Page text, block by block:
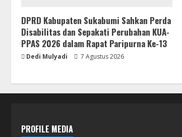
DPRD Kabupaten Sukabumi Sahkan Perda
Disabilitas dan Sepakati Perubahan KUA-
PPAS 2026 dalam Rapat Paripurna Ke-13
Dedi Mulyadi 7 Agustus 2026
PROFILE MEDIA